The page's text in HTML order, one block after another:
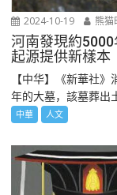
2024-10-19 熊猫
河南發現約
起源提供新樣本
【中华】《新華社
年的大墓，該墓葬出
中華 人文